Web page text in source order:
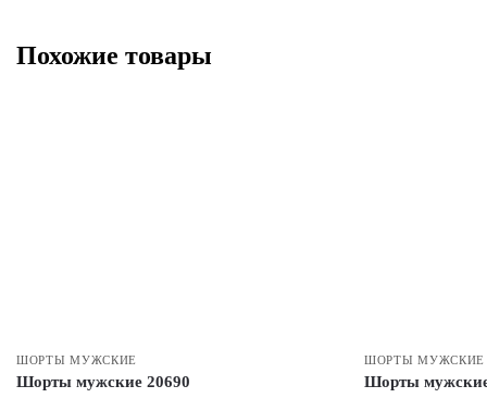
Похожие товары
ШОРТЫ МУЖСКИЕ
Шорты мужские 20690
ШОРТЫ МУЖСКИЕ
Шорты